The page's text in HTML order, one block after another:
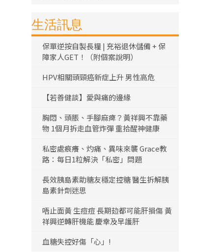
生活訊息
保單逆按自製長糧 | 充裕退休儲備 + 保
障家人GET！（附個案說明）
HPV相關頭頸癌新症上升 男性高危
【若善健談】愛與痛的邊緣
胸悶、頭脹、手腳麻痺？黃祥興不靠藥
物 1個月拆走血管炸彈 重拾醒神健康
私密處痕癢、灼痛、異味來襲 Grace教
路：每日1粒解決「私密」問題
長效胰島素助糖友穩定控糖 醫生拆解胰
島素針劑迷思
唔止面黃 生痘痘 長期攰都可能肝損傷 黃
祥興逆轉肝機能 慶幸及早護肝
血糖失控好傷「心」!